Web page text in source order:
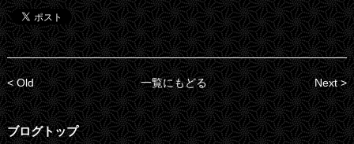
< Old 一覧にもどる Next >
ブログトップ